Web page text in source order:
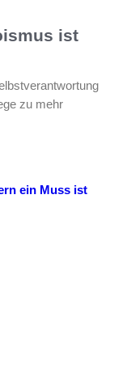
ist
zu mehr